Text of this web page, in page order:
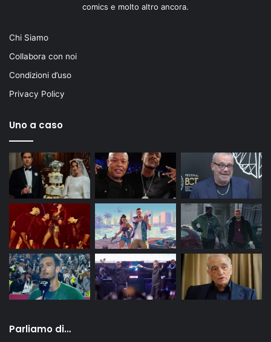
comics e molto altro ancora.
Chi Siamo
Collabora con noi
Condizioni d’uso
Privacy Policy
Uno a caso
Parliamo di…